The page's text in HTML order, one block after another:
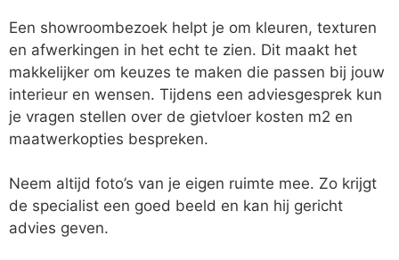
Een showroombezoek helpt je om kleuren, texturen
en afwerkingen in het echt te zien. Dit maakt het
makkelijker om keuzes te maken die passen bij jouw
interieur en wensen. Tijdens een adviesgesprek kun
je vragen stellen over de gietvloer kosten m2 en
maatwerkopties bespreken.
Neem altijd foto’s van je eigen ruimte mee. Zo krijgt
de specialist een goed beeld en kan hij gericht
advies geven.